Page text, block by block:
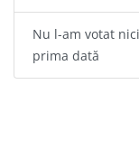
Nu l-am votat nici
prima dată